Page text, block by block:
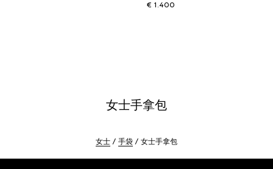
€ 1.400
女士手拿包
女士 手袋 女士手拿包